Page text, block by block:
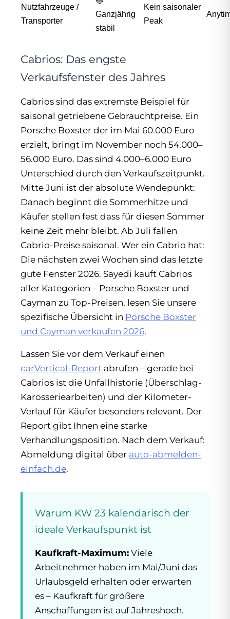
Nutzfahrzeuge /
Transporter
Ganzjährig
stabil
Kein saisonaler
Peak
Cabrios: Das engste
Verkaufsfenster des Jahres
Cabrios sind das extremste Beispiel für
saisonal getriebene Gebrauchtpreise. Ein
Porsche Boxster der im Mai 60.000 Euro
erzielt, bringt im November noch 54.000–
56.000 Euro. Das sind 4.000–6.000 Euro
Unterschied durch den Verkaufszeitpunkt.
Mitte Juni ist der absolute Wendepunkt:
Danach beginnt die Sommerhitze und
Käufer stellen fest dass für diesen Sommer
keine Zeit mehr bleibt. Ab Juli fallen
Cabrio-Preise saisonal. Wer ein Cabrio hat:
Die nächsten zwei Wochen sind das letzte
gute Fenster 2026. Sayedi kauft Cabrios
aller Kategorien – Porsche Boxster und
Cayman zu Top-Preisen, lesen Sie unsere
spezifische Übersicht in Porsche Boxster
und Cayman verkaufen 2026.
Lassen Sie vor dem Verkauf einen
carVertical-Report abrufen – gerade bei
Cabrios ist die Unfallhistorie (Überschlag-
Karosseriearbeiten) und der Kilometer-
Verlauf für Käufer besonders relevant. Der
Report gibt Ihnen eine starke
Verhandlungsposition. Nach dem Verkauf:
Abmeldung digital über auto-abmelden-
einfach.de.
Warum KW 23 kalendarisch der
ideale Verkaufspunkt ist
Kaufkraft-Maximum: Viele
Arbeitnehmer haben im Mai/Juni das
Urlaubsgeld erhalten oder erwarten
es – Kaufkraft für größere
Anschaffungen ist auf Jahreshoch.